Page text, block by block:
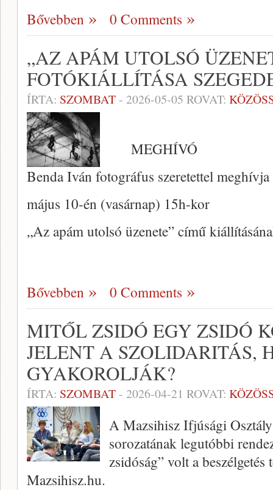
Bővebben 0 Comments
„AZ APÁM UTOLSÓ
FOTÓKIÁLLÍTÁSA
ÍRTA: SZOMBAT- 2026-05-05 ROVAT:
MEGHÍVÓ
Benda Iván fotográfus szeretettel
május 10-én (vasárnap) 15h-kor
„Az apám utolsó üzenete” című
Bővebben 0 Comments
MITŐL ZSIDÓ EGY ZSIDÓ
JELENT A SZOLIDARITÁS,
GYAKOROLJÁK?
ÍRTA: SZOMBAT- 2026-04-21 ROVAT:
A Mazsihisz Ifjúsági
sorozatának legutóbbi
zsidóság” volt a beszélgetés
Mazsihisz.hu.